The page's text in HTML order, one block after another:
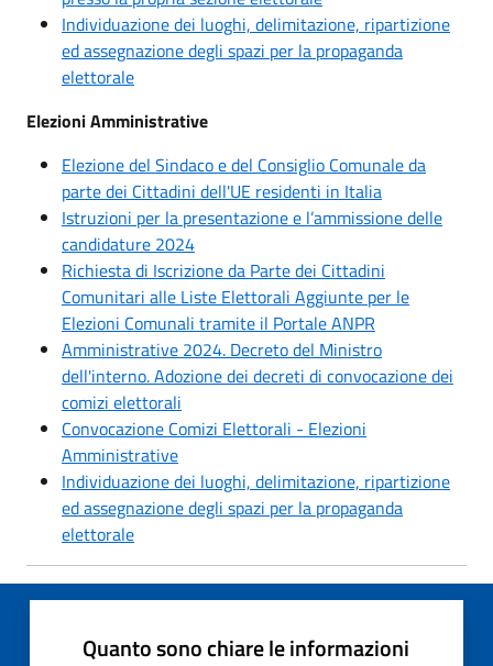
Individuazione dei luoghi, delimitazione, ripartizione
ed assegnazione degli spazi per la propaganda
elettorale
Elezioni Amministrative
Elezione del Sindaco e del Consiglio Comunale da
parte dei Cittadini dell'UE residenti in Italia
Istruzioni per la presentazione e l’ammissione delle
candidature 2024
Richiesta di Iscrizione da Parte dei Cittadini
Comunitari alle Liste Elettorali Aggiunte per le
Elezioni Comunali tramite il Portale ANPR
Amministrative 2024. Decreto del Ministro
dell'interno. Adozione dei decreti di convocazione dei
comizi elettorali
Convocazione Comizi Elettorali - Elezioni
Amministrative
Individuazione dei luoghi, delimitazione, ripartizione
ed assegnazione degli spazi per la propaganda
elettorale
Quanto sono chiare le informazioni